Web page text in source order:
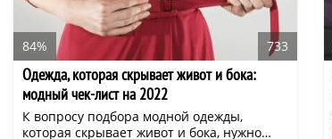
84% 733
Одежда, которая скрывает живот и бока:
модный чек-лист на 2022
К вопросу подбора модной одежды,
которая скрывает живот и бока, нужно